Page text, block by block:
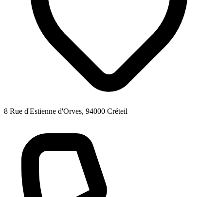
8 Rue d'Estienne d'Orves, 94000 Créteil